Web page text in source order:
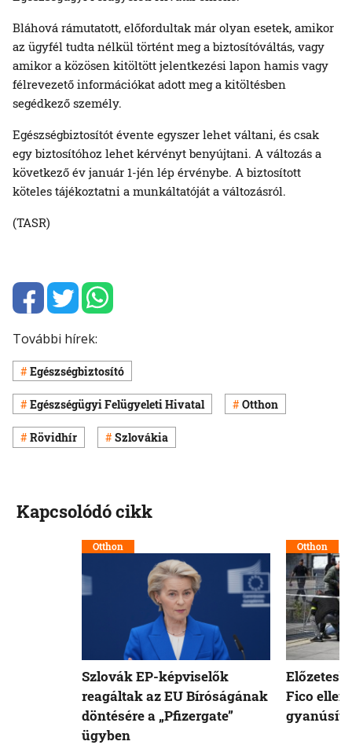
Bláhová rámutatott, előfordultak már olyan esetek, amikor
az ügyfél tudta nélkül történt meg a biztosítóváltás, vagy
amikor a közösen kitöltött jelentkezési lapon hamis vagy
félrevezető információkat adott meg a kitöltésben
segédkező személy.
Egészségbiztosítót évente egyszer lehet váltani, és csak
egy biztosítóhoz lehet kérvényt benyújtani. A változás a
következő év január 1-jén lép érvénybe. A biztosított
köteles tájékoztatni a munkáltatóját a változásról.
(TASR)
További hírek:
Egészségbiztosító
Egészségügyi Felügyeleti Hivatal Otthon
Rövidhír Szlovákia
Kapcsolódó cikk
Otthon
Szlovák EP-képviselők
reagáltak az EU Bíróságának
döntésére a „Pfizergate”
ügyben
Otthon
Fico